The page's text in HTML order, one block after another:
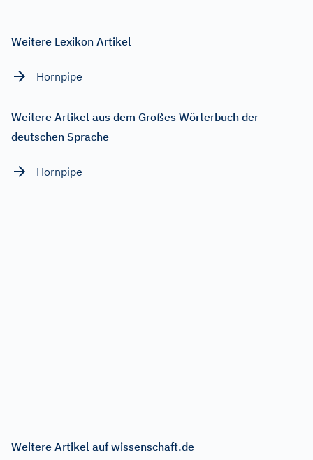
Weitere Lexikon Artikel
Hornpipe
Weitere Artikel aus dem Großes Wörterbuch der
deutschen Sprache
Hornpipe
Weitere Artikel auf wissenschaft.de